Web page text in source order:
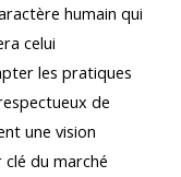
humain qui
celui
les pratiques
de
une vision
du marché